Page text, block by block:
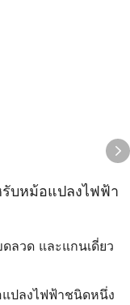
บหม้อแปลงไฟฟ้า
ลวด และแกนเดี่ยว
ปลงไฟฟ้าชนิดหนึ่ง